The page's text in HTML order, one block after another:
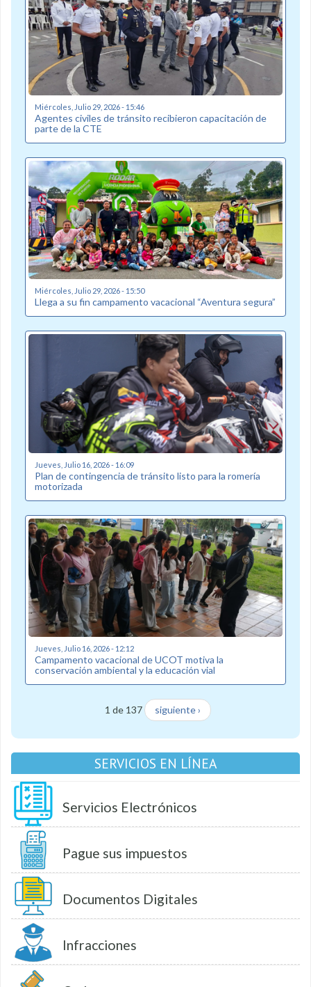
Miércoles, Julio 29, 2026 - 15:46
Agentes civiles de tránsito recibieron capacitación de
parte de la CTE
Miércoles, Julio 29, 2026 - 15:50
Llega a su fin campamento vacacional “Aventura segura”
Jueves, Julio 16, 2026 - 16:09
Plan de contingencia de tránsito listo para la romería
motorizada
Jueves, Julio 16, 2026 - 12:12
Campamento vacacional de UCOT motiva la
conservación ambiental y la educación vial
1 de 137 siguiente ›
SERVICIOS EN LÍNEA
Servicios Electrónicos
Pague sus impuestos
Documentos Digitales
Infracciones